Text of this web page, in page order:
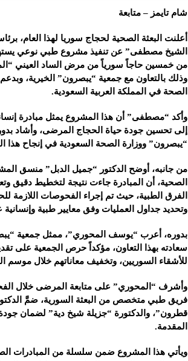
شام تايمز – متابعة
أعلنت البعثة الصحية لحجاج سوريا لهذا العام،
الشيخ مصطفى” عن تنفيذ مشروع طبي نوعي
من خمسين حاجاً سورياً من مرض الساد العيني
وذلك بالتعاون مع جمعية “يبصرون” الخيرية،
الصحة في المملكة العربية السعودية.
وأكد “مصطفى” أن هذا المشروع يمثل مبادرة
إلى تحسين جودة حياة الحجاج المرضى، وأشاد
“يبصرون” ووزارة الصحة السعودية في إنجاح هذا
من جانبه، أوضح الدكتور “جميل الدبل” منسق
الصحية، أن المبادرة جاءت نتيجة لتخطيط دقيق
الفرق الطبية، حيث تم إجراء الفحوصات اللازمة
وتحديد جداول العمليات وفق معايير طبية وإنسانية
بدوره، أعرب “يوسف المحوري”، ممثل جمعية
سعادته بهذا التعاون، مؤكداً حرص الجمعية على
للأشقاء السوريين، وتخفيف معاناتهم خلال موسم
وأشرف “المحوري” على متابعة المرضى خلال
فريق طبي متخصص من البعثة السورية، ضمَّ
قطرون”، والدكتورة “جزيلة شيخ دية” لضمان جودة
المقدمة.
ويأتي هذا المشروع ضمن سلسلة من المبادرات